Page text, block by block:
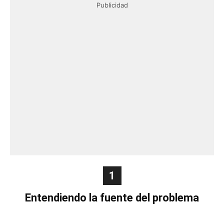
Publicidad
1
Entendiendo la fuente del problema